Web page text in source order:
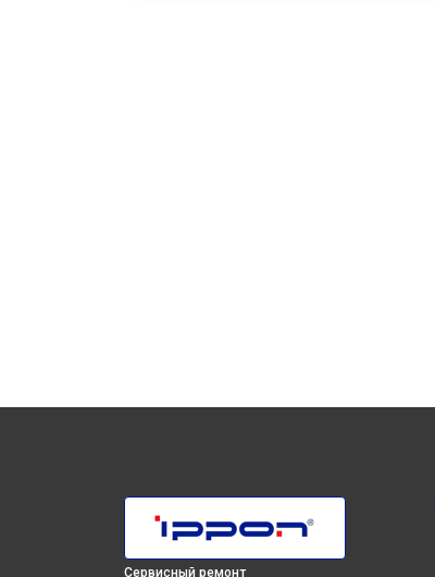
Сервисный ремонт